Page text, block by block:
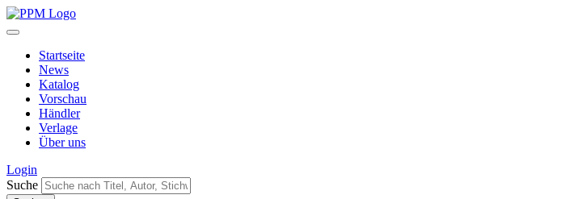
Startseite
News
Katalog
Vorschau
Händler
Verlage
Über uns
Login
Suche